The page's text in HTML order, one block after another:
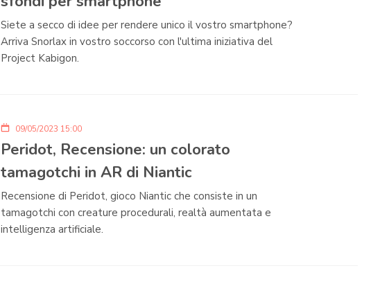
Siete a secco di idee per rendere unico il vostro smartphone?
Arriva Snorlax in vostro soccorso con l'ultima iniziativa del
Project Kabigon.
09/05/2023 15:00
Peridot, Recensione: un colorato
tamagotchi in AR di Niantic
Recensione di Peridot, gioco Niantic che consiste in un
tamagotchi con creature procedurali, realtà aumentata e
intelligenza artificiale.